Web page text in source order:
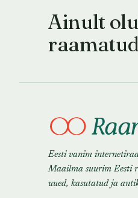
Ainult
Eesti vanim
Maailma suurim Eesti
uued, kasutatud ja